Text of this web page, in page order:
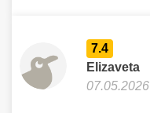
7.4
Elizaveta
07.05.2026